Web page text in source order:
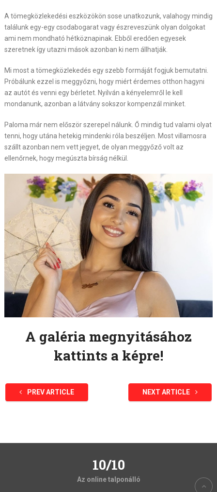
A tömegközlekedési eszközökön sose unatkozunk, valahogy mindig
találunk egy-egy csodabogarat vagy észreveszünk olyan dolgokat
ami nem mondható hétköznapinak. Ebből eredően egyesek
szeretnek így utazni mások azonban ki nem állhatják.
Mi most a tömegközlekedés egy szebb formáját fogjuk bemutatni.
Próbálunk ezzel is meggyőzni, hogy miért érdemes otthon hagyni
az autót és venni egy bérletet. Nyilván a kényelemről le kell
mondanunk, azonban a látvány sokszor kompenzál minket.
Paloma már nem először szerepel nálunk. Ő mindig tud valami olyat
tenni, hogy utána hetekig mindenki róla beszéljen. Most villamosra
szállt azonban nem vett jegyet, de olyan meggyőző volt az
ellenőrnek, hogy megúszta bírság nélkül.
A galéria megnyitásához
kattints a képre!
PREV ARTICLE NEXT ARTICLE
10/10
Az online talponálló